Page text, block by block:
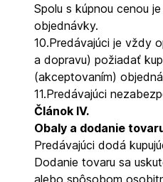
Spolu s kúpnou cenou
objednávky.
10.Predávajúci je vždy
a dopravu) požiadať
(akceptovaním)
11.Predávajúci
Článok IV.
Obaly a dodanie
Predávajúci dodá
Dodanie tovaru sa
alebo spôsobom